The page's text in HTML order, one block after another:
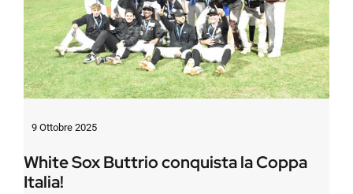
9 Ottobre 2025
White Sox Buttrio conquista la Coppa
Italia!